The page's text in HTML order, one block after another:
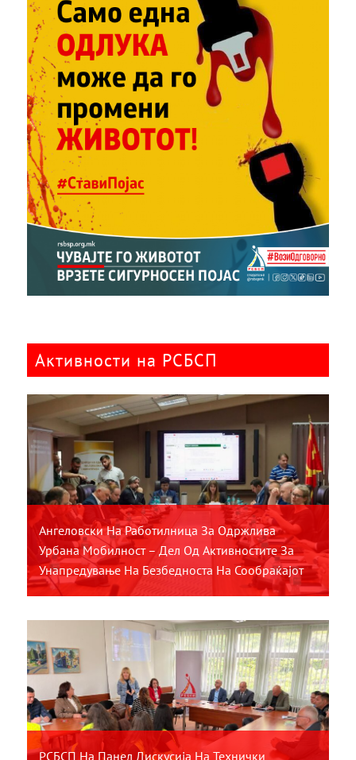
Активности на РСБСП
Ангеловски На Работилница За Одржлива
Урбана Мобилност – Дел Од Активностите За
Унапредување На Безбедноста На Сообраќајот
РСБСП На Панел Дискусија На Технички